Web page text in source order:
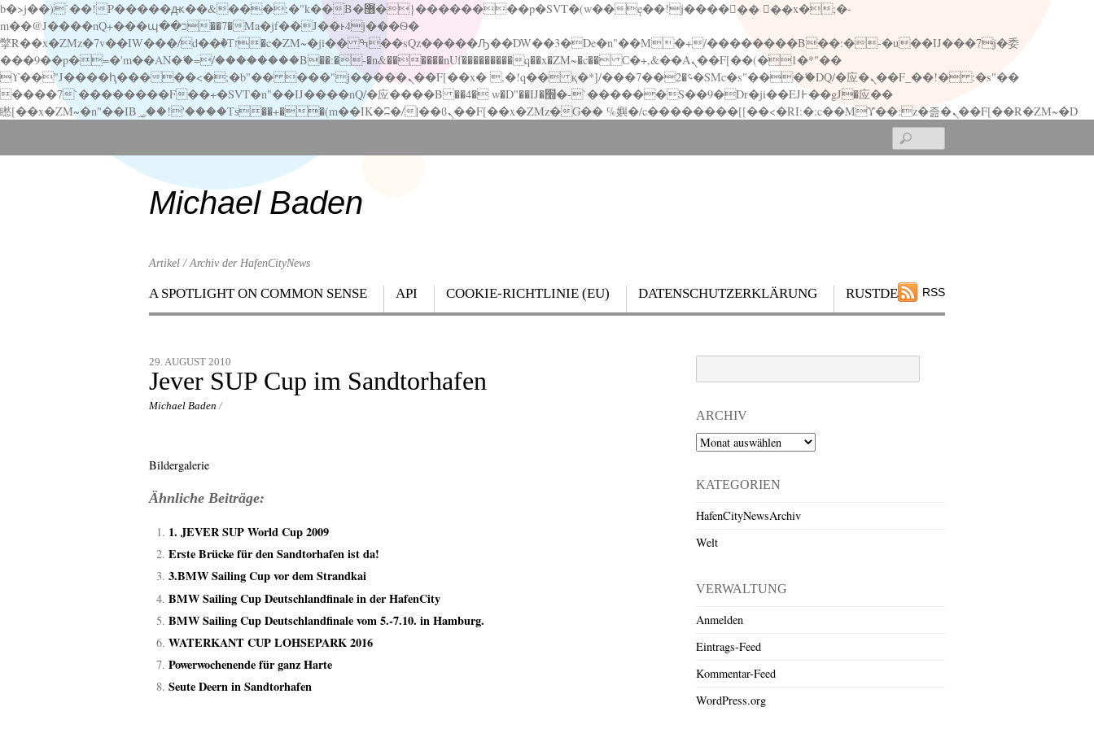
b�>j��)΄��!P�����ԫ��&���;�"k��B�޶�}��������p�SVT�(w��ę��!j������ ��x�;�-
m��@J����nQ+���պ��כ��7�Ma�jf��J��ͱ4j���Ѳ�
撆R��x�ZMz�7v��IW���/d��ٞ�Тז�c�ZM~�ji�� ߒ��sQz�����Ԡ��DW��3�De�n"��M�+/��������B��:�-�u��IJ���7j�委
���9��p�=�'m��AN�ޭ�=/��������B��:�-�n&������nUf���������q��x�ZM~�c�� Ϲ�+,&��Ὰܢ��F[��(�1�*"��
ϒ��"J����ԧ�����<�;�b"�� ���"j�����ܢ��F[��x� ,�!q�� қ�*]/���؝�2��7�SMc�s"���ޭ�DQ/�应�ܢ��F_��!� :�s"��
����7`��������F��+�SVT�n"��IJ����nQ/�应����B ��4� w�D"��IJ�׭�-`������S��9�Dr�ji��EJ߅��gJ�应��
矁[��x�ZM~�n"��IB؃��!'����Тѕ��+��(m��IK�ʭ�/|��ϐܢ��F[��x�ZMz�G�� %嬩�/c��������[[��<�RI:�:c��MΎ��:z�졾�ܢ��F[��R�ZM~�D
down
Michael Baden
Artikel / Archiv der HafenCityNews
RSS
Menu
A SPOTLIGHT ON COMMON SENSE API COOKIE-RICHTLINIE (EU) DATENSCHUTZERKLÄRUNG RUSTDESK
Scroll
content
29. AUGUST 2010
Jever SUP Cup im Sandtorhafen
Michael Baden /
Bildergalerie
Ähnliche Beiträge:
1. JEVER SUP World Cup 2009
Erste Brücke für den Sandtorhafen ist da!
3.BMW Sailing Cup vor dem Strandkai
BMW Sailing Cup Deutschlandfinale in der HafenCity
BMW Sailing Cup Deutschlandfinale vom 5.-7.10. in Hamburg.
WATERKANT CUP LOHSEPARK 2016
Powerwochenende für ganz Harte
Seute Deern in Sandtorhafen
ARCHIV
Archiv
KATEGORIEN
HafenCityNewsArchiv
Welt
VERWALTUNG
Anmelden
Eintrags-Feed
Kommentar-Feed
WordPress.org